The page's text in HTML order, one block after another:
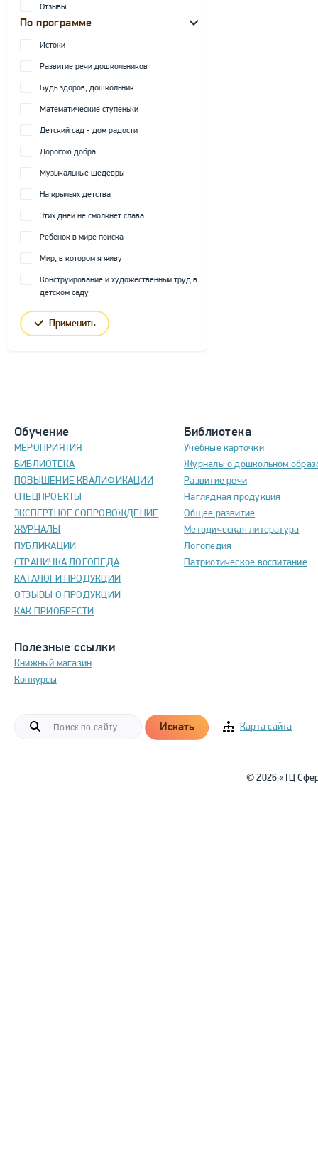
Отзывы
По программе
Истоки
Развитие речи дошкольников
Будь здоров, дошкольник
Математические ступеньки
Детский сад - дом радости
Дорогою добра
Музыкальные шедевры
На крыльях детства
Этих дней не смолкнет слава
Ребенок в мире поиска
Мир, в котором я живу
Конструирование и художественный труд в
детском саду
Применить
Обучение
МЕРОПРИЯТИЯ
БИБЛИОТЕКА
ПОВЫШЕНИЕ КВАЛИФИКАЦИИ
СПЕЦПРОЕКТЫ
ЭКСПЕРТНОЕ СОПРОВОЖДЕНИЕ
ЖУРНАЛЫ
ПУБЛИКАЦИИ
СТРАНИЧКА ЛОГОПЕДА
КАТАЛОГИ ПРОДУКЦИИ
ОТЗЫВЫ О ПРОДУКЦИИ
КАК ПРИОБРЕСТИ
Полезные ссылки
Книжный магазин
Конкурсы
Библиотека
Учебные карточки
Журналы о дошкольном
Развитие речи
Наглядная продукция
Общее развитие
Методическая литература
Логопедия
Патриотическое воспитание
Искать Карта сайта
© 2026 «ТЦ